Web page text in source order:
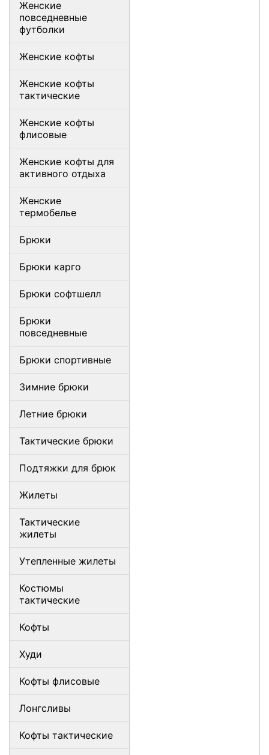
Женские
повседневные
футболки
Женские кофты
Женские кофты
тактические
Женские кофты
флисовые
Женские кофты для
активного отдыха
Женские
термобелье
Брюки
Брюки карго
Брюки софтшелл
Брюки
повседневные
Брюки спортивные
Зимние брюки
Летние брюки
Тактические брюки
Подтяжки для брюк
Жилеты
Тактические
жилеты
Утепленные жилеты
Костюмы
тактические
Кофты
Худи
Кофты флисовые
Лонгсливы
Кофты тактические